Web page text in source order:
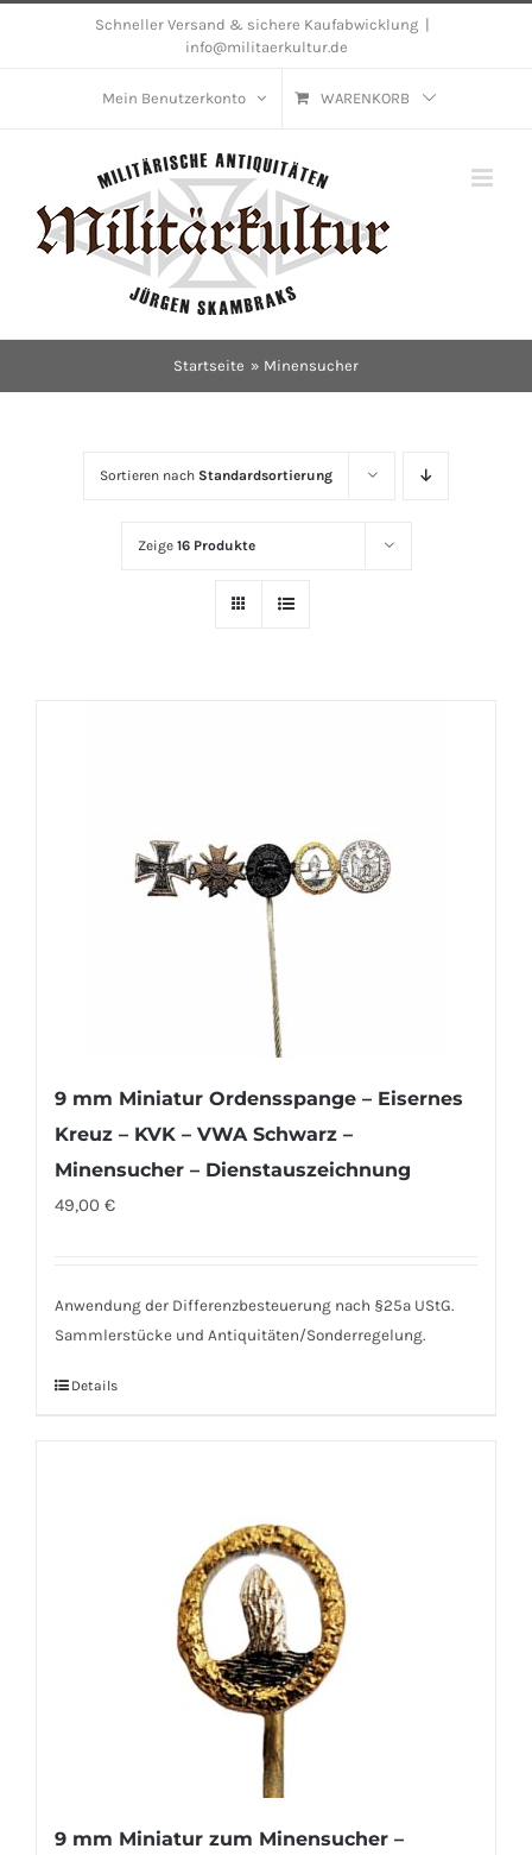
Schneller Versand & sichere Kaufabwicklung
info@militaerkultur.de
Mein Benutzerkonto WARENKORB
Startseite Minensucher
Sortieren nach Standardsortierung
Zeige 16 Produkte
9 mm Miniatur Ordensspange – Eisernes
Kreuz – KVK – VWA Schwarz –
Minensucher – Dienstauszeichnung
49,00 €
Anwendung der Differenzbesteuerung nach §25a UStG.
Sammlerstücke und Antiquitäten/Sonderregelung.
Details
9 mm Miniatur zum Minensucher –